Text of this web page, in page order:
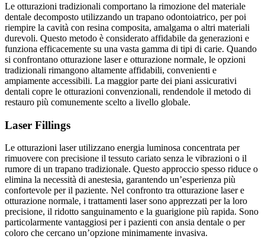
Le otturazioni tradizionali comportano la rimozione del materiale
dentale decomposto utilizzando un trapano odontoiatrico, per poi
riempire la cavità con resina composita, amalgama o altri materiali
durevoli. Questo metodo è considerato affidabile da generazioni e
funziona efficacemente su una vasta gamma di tipi di carie. Quando
si confrontano otturazione laser e otturazione normale, le opzioni
tradizionali rimangono altamente affidabili, convenienti e
ampiamente accessibili. La maggior parte dei piani assicurativi
dentali copre le otturazioni convenzionali, rendendole il metodo di
restauro più comunemente scelto a livello globale.
Laser Fillings
Le otturazioni laser utilizzano energia luminosa concentrata per
rimuovere con precisione il tessuto cariato senza le vibrazioni o il
rumore di un trapano tradizionale. Questo approccio spesso riduce o
elimina la necessità di anestesia, garantendo un’esperienza più
confortevole per il paziente. Nel confronto tra otturazione laser e
otturazione normale, i trattamenti laser sono apprezzati per la loro
precisione, il ridotto sanguinamento e la guarigione più rapida. Sono
particolarmente vantaggiosi per i pazienti con ansia dentale o per
coloro che cercano un’opzione minimamente invasiva.